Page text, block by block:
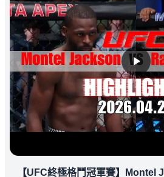
【UFC終極格鬥冠軍賽】Montel